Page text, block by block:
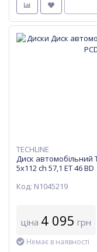
TECHLINE
Диск автомобільний
5x112 ch 57,1 ET 46 BD
Код: N1045219
ціна 4 095 грн
Немає в наявності